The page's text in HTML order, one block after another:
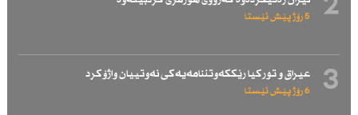
5 رۆژ پێش ئێستا
3 عیراق و توركیا رێككەوتننامەیەكی نەوتییان واژۆكرد
6 رۆژ پێش ئێستا